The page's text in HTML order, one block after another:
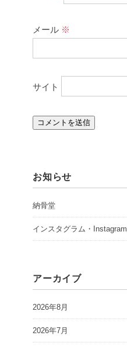
メール ※
サイト
お知らせ
納骨堂
インスタグラム・Instagram
アーカイブ
2026年8月
2026年7月